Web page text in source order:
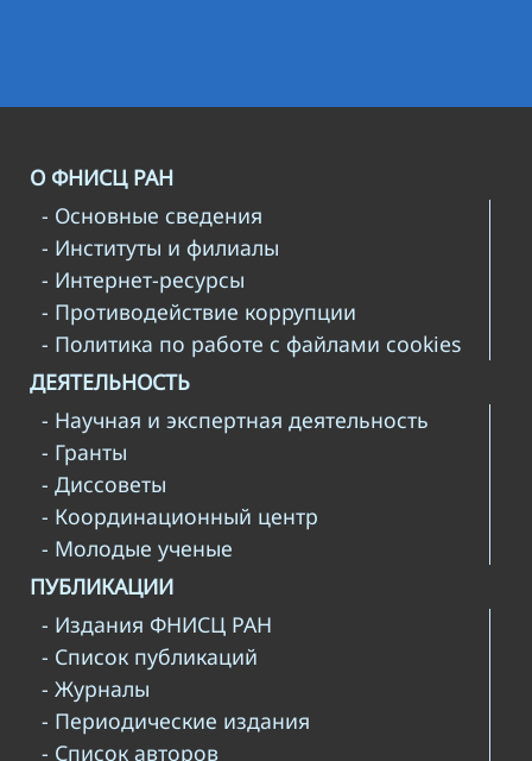
О ФНИСЦ РАН
- Основные сведения
- Институты и филиалы
- Интернет-ресурсы
- Противодействие коррупции
- Политика по работе с файлами cookies
ДЕЯТЕЛЬНОСТЬ
- Научная и экспертная деятельность
- Гранты
- Диссоветы
- Координационный центр
- Молодые ученые
ПУБЛИКАЦИИ
- Издания ФНИСЦ РАН
- Список публикаций
- Журналы
- Периодические издания
- Список авторов